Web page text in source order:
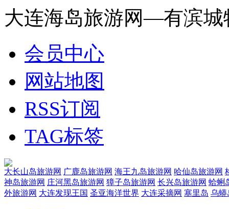
大连海岛旅游网—有滨城
会员中心
网站地图
RSS订阅
TAG标签
大长山岛旅游网 广鹿岛旅游网 海王九岛旅游网 哈仙岛旅游网
神岛旅游网 庄河黑岛旅游网 獐子岛旅游网 长兴岛旅游网 蛤蜊
外旅游网 大连发现王国 圣亚海洋世界 大连采摘网 塞里岛 乌蟒